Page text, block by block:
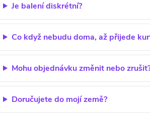
Je balení diskrétní?
Co když nebudu doma, až přijede
Mohu objednávku změnit nebo
Doručujete do mojí země?